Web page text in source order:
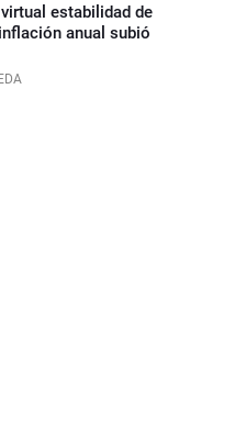
estabilidad de
anual subió